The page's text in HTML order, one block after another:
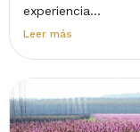
experiencia...
Leer más